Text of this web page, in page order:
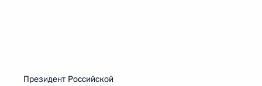
Президент Российской